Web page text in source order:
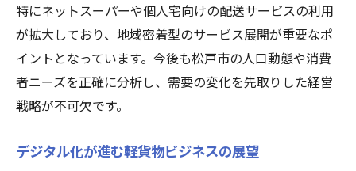
特にネットスーパーや個人宅向けの配送サービスの利用
が拡大しており、地域密着型のサービス展開が重要なポ
イントとなっています。今後も松戸市の人口動態や消費
者ニーズを正確に分析し、需要の変化を先取りした経営
戦略が不可欠です。
デジタル化が進む軽貨物ビジネスの展望